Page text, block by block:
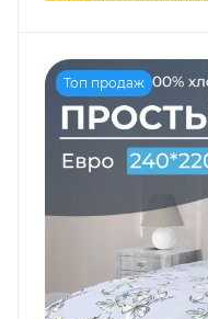
Топ продаж